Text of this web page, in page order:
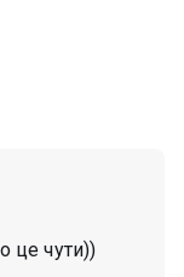
це чути))